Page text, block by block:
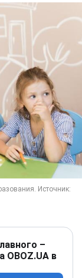
–
OBOZ.UA в